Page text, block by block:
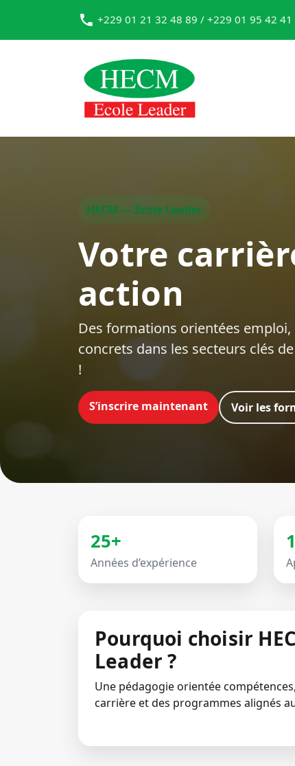
+229 01 21 32 48 89 / +229 01 95 42 41
HECM — École Leader
Votre
action
Des formations orientées emploi‍,
concrets dans les secteurs clés
!
S’inscrire maintenant Voir les
25+
Années d’expérience
Pourquoi choisir
Leader ?
Une pédagogie orientée
carrière et des programmes alignés